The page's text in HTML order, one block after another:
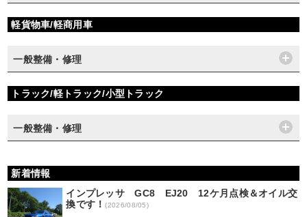
軽貨物車/軽商用車
一般整備・修理
トラック/軽トラック/小型トラック
一般整備・修理
新着情報
インプレッサ GC8 EJ20 12ケ月点検＆オイル交
換です！(2026/08/05)